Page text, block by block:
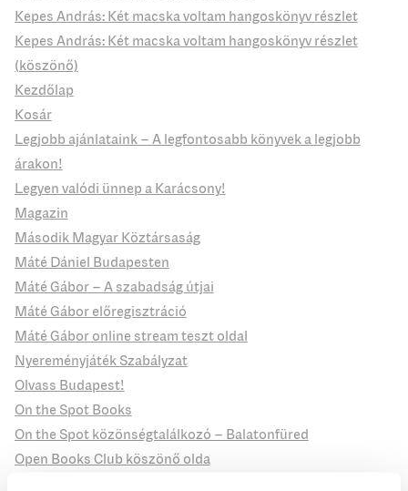
Kepes András: Két macska voltam hangoskönyv részlet
Kepes András: Két macska voltam hangoskönyv részlet
(köszönő)
Kezdőlap
Kosár
Legjobb ajánlataink – A legfontosabb könyvek a legjobb
árakon!
Legyen valódi ünnep a Karácsony!
Magazin
Második Magyar Köztársaság
Máté Dániel Budapesten
Máté Gábor – A szabadság útjai
Máté Gábor előregisztráció
Máté Gábor online stream teszt oldal
Nyereményjáték Szabályzat
Olvass Budapest!
On the Spot Books
On the Spot közönségtalálkozó – Balatonfüred
Open Books Club köszönő olda